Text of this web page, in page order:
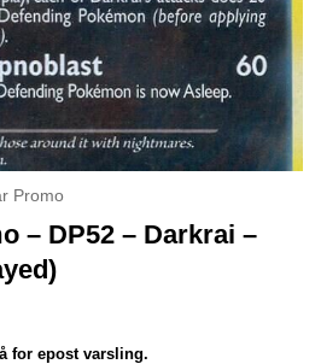
Promo
– DP52 – Darkrai –
for epost varsling.